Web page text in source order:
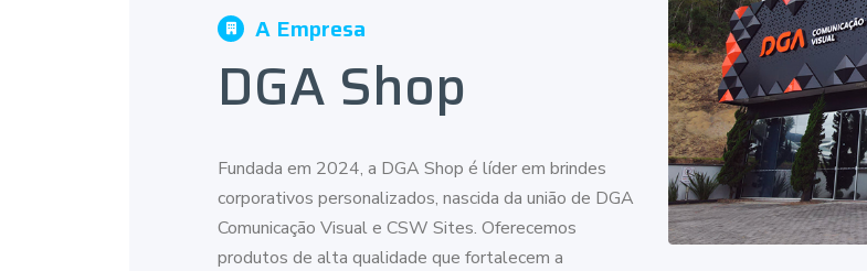
A Empresa
DGA Shop
Fundada em 2024, a DGA Shop é líder em brindes
corporativos personalizados, nascida da união de DGA
Comunicação Visual e CSW Sites. Oferecemos
produtos de alta qualidade que fortalecem a